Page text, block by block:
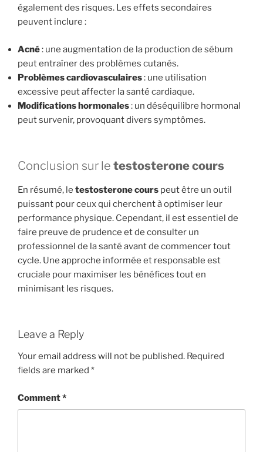
également des risques. Les effets secondaires
peuvent inclure :
Acné: une augmentation de la production de sébum
peut entraîner des problèmes cutanés.
Problèmes cardiovasculaires: une utilisation
excessive peut affecter la santé cardiaque.
Modifications hormonales: un déséquilibre hormonal
peut survenir, provoquant divers symptômes.
Conclusion sur le testosterone cours
En résumé, le testosterone cours peut être un outil
puissant pour ceux qui cherchent à optimiser leur
performance physique. Cependant, il est essentiel de
faire preuve de prudence et de consulter un
professionnel de la santé avant de commencer tout
cycle. Une approche informée et responsable est
cruciale pour maximiser les bénéfices tout en
minimisant les risques.
Leave a Reply
Your email address will not be published. Required
fields are marked *
Comment*